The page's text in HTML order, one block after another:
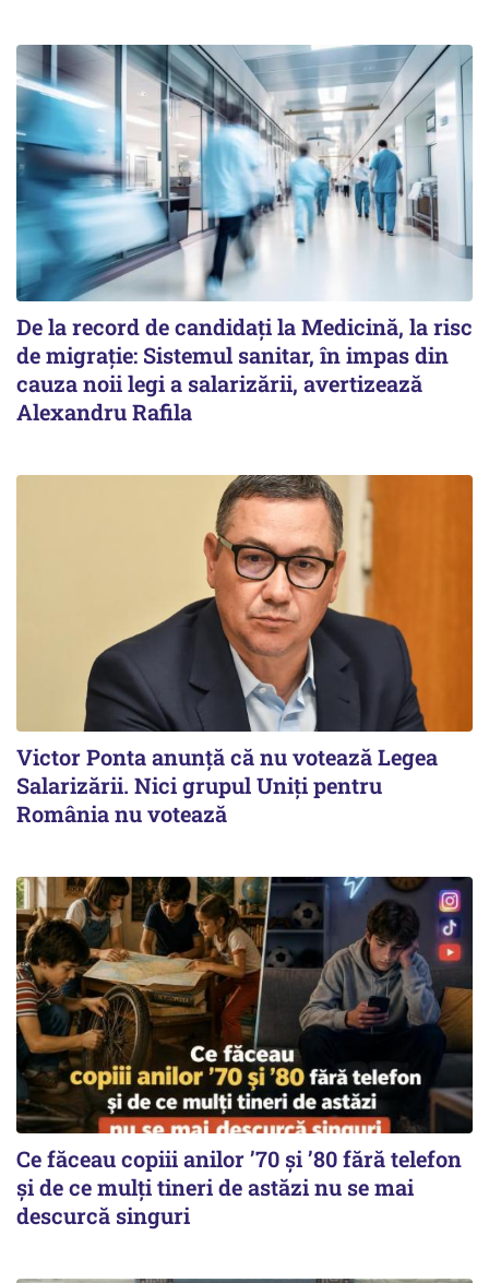
De la record de candidați la Medicină, la risc
de migrație: Sistemul sanitar, în impas din
cauza noii legi a salarizării, avertizează
Alexandru Rafila
Victor Ponta anunţă că nu votează Legea
Salarizării. Nici grupul Uniţi pentru
România nu votează
Ce făceau copiii anilor ’70 și ’80 fără telefon
și de ce mulți tineri de astăzi nu se mai
descurcă singuri